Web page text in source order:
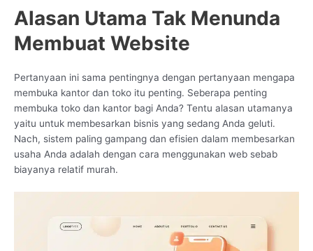
Alasan Utama Tak Menunda
Membuat Website
Pertanyaan ini sama pentingnya dengan pertanyaan mengapa
membuka kantor dan toko itu penting. Seberapa penting
membuka toko dan kantor bagi Anda? Tentu alasan utamanya
yaitu untuk membesarkan bisnis yang sedang Anda geluti.
Nach, sistem paling gampang dan efisien dalam membesarkan
usaha Anda adalah dengan cara menggunakan web sebab
biayanya relatif murah.